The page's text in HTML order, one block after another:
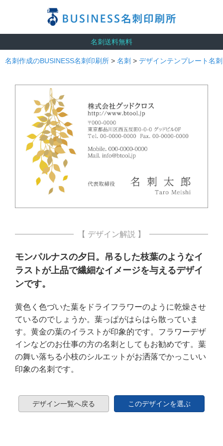
名刺送料無料
名刺作成のBUSINESS名刺印刷所 > 名刺 > デザインテンプレート名刺
【 デザイン解説 】
モンパルナスの夕日。吊るした枝葉のようなイ
ラストが上品で繊細なイメージを与えるデザイ
ンです。
黄色く色づいた葉をドライフラワーのように乾燥させ
ているのでしょうか。葉っぱがはらはら散っていま
す。黄金の葉のイラストが印象的です。フラワーデザ
インなどのお仕事の方の名刺としてもお勧めです。葉
の舞い落ちる小枝のシルエットがお洒落でかっこいい
印象の名刺です。
デザイン一覧へ戻る このデザインを選ぶ